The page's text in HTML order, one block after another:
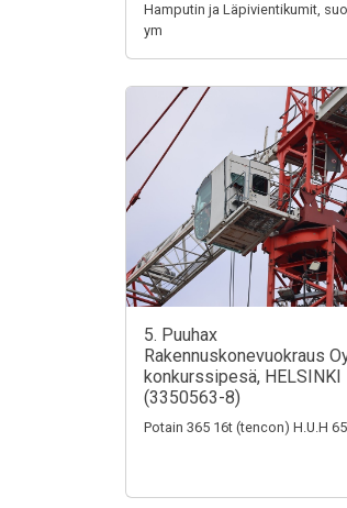
Hamputin ja Läpivientikumit,
ym
5. Puuhax
Rakennuskonevuokraus
konkurssipesä, HELSINKI
(3350563-8)
Potain 365 16t (tencon) H.U.H